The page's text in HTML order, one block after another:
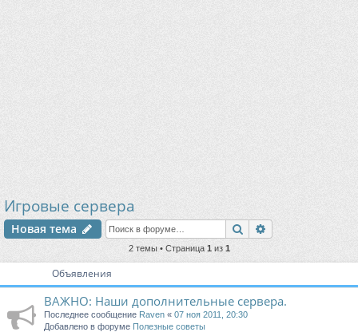
Игровые сервера
Новая тема Поиск
2 темы • Страница 1из 1
Объявления
ВАЖНО: Наши дополнительные сервера.
Последнее сообщение Raven « 07 ноя 2011, 20:30
Добавлено в форуме Полезные советы